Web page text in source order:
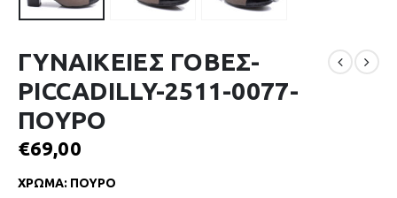
ΓΥΝΑΙΚΕΙΕΣ ΓΟΒΕΣ-
PICCADILLY-2511-0077-
ΠΟΥΡΟ
€69,00
ΧΡΩΜΑ: ΠΟΥΡΟ